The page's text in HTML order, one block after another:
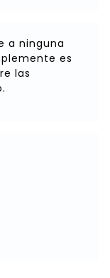
a ninguna
es
las